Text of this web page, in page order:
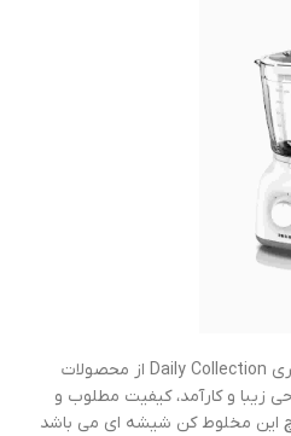
مخلوط کن فیلیپس HR2106 سری Daily Collection از محصولات
زیبا و کارآمد، کیفیت مطلوب و
این مخلوط کن شیشه ای می باشد